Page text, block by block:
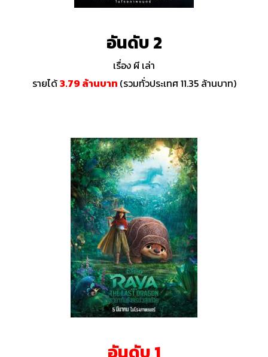
อันดับ 2
เรื่อง ผี เล่า
รายได้3.79 ล้านบาท (รวมทั่วประเทศ 11.35 ล้านบาท)